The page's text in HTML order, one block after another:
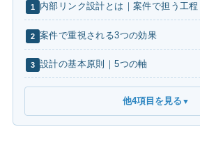
1 内部リンク設計とは｜案件で担う工程
2 案件で重視される3つの効果
3 設計の基本原則｜5つの軸
他4項目を見る ▼